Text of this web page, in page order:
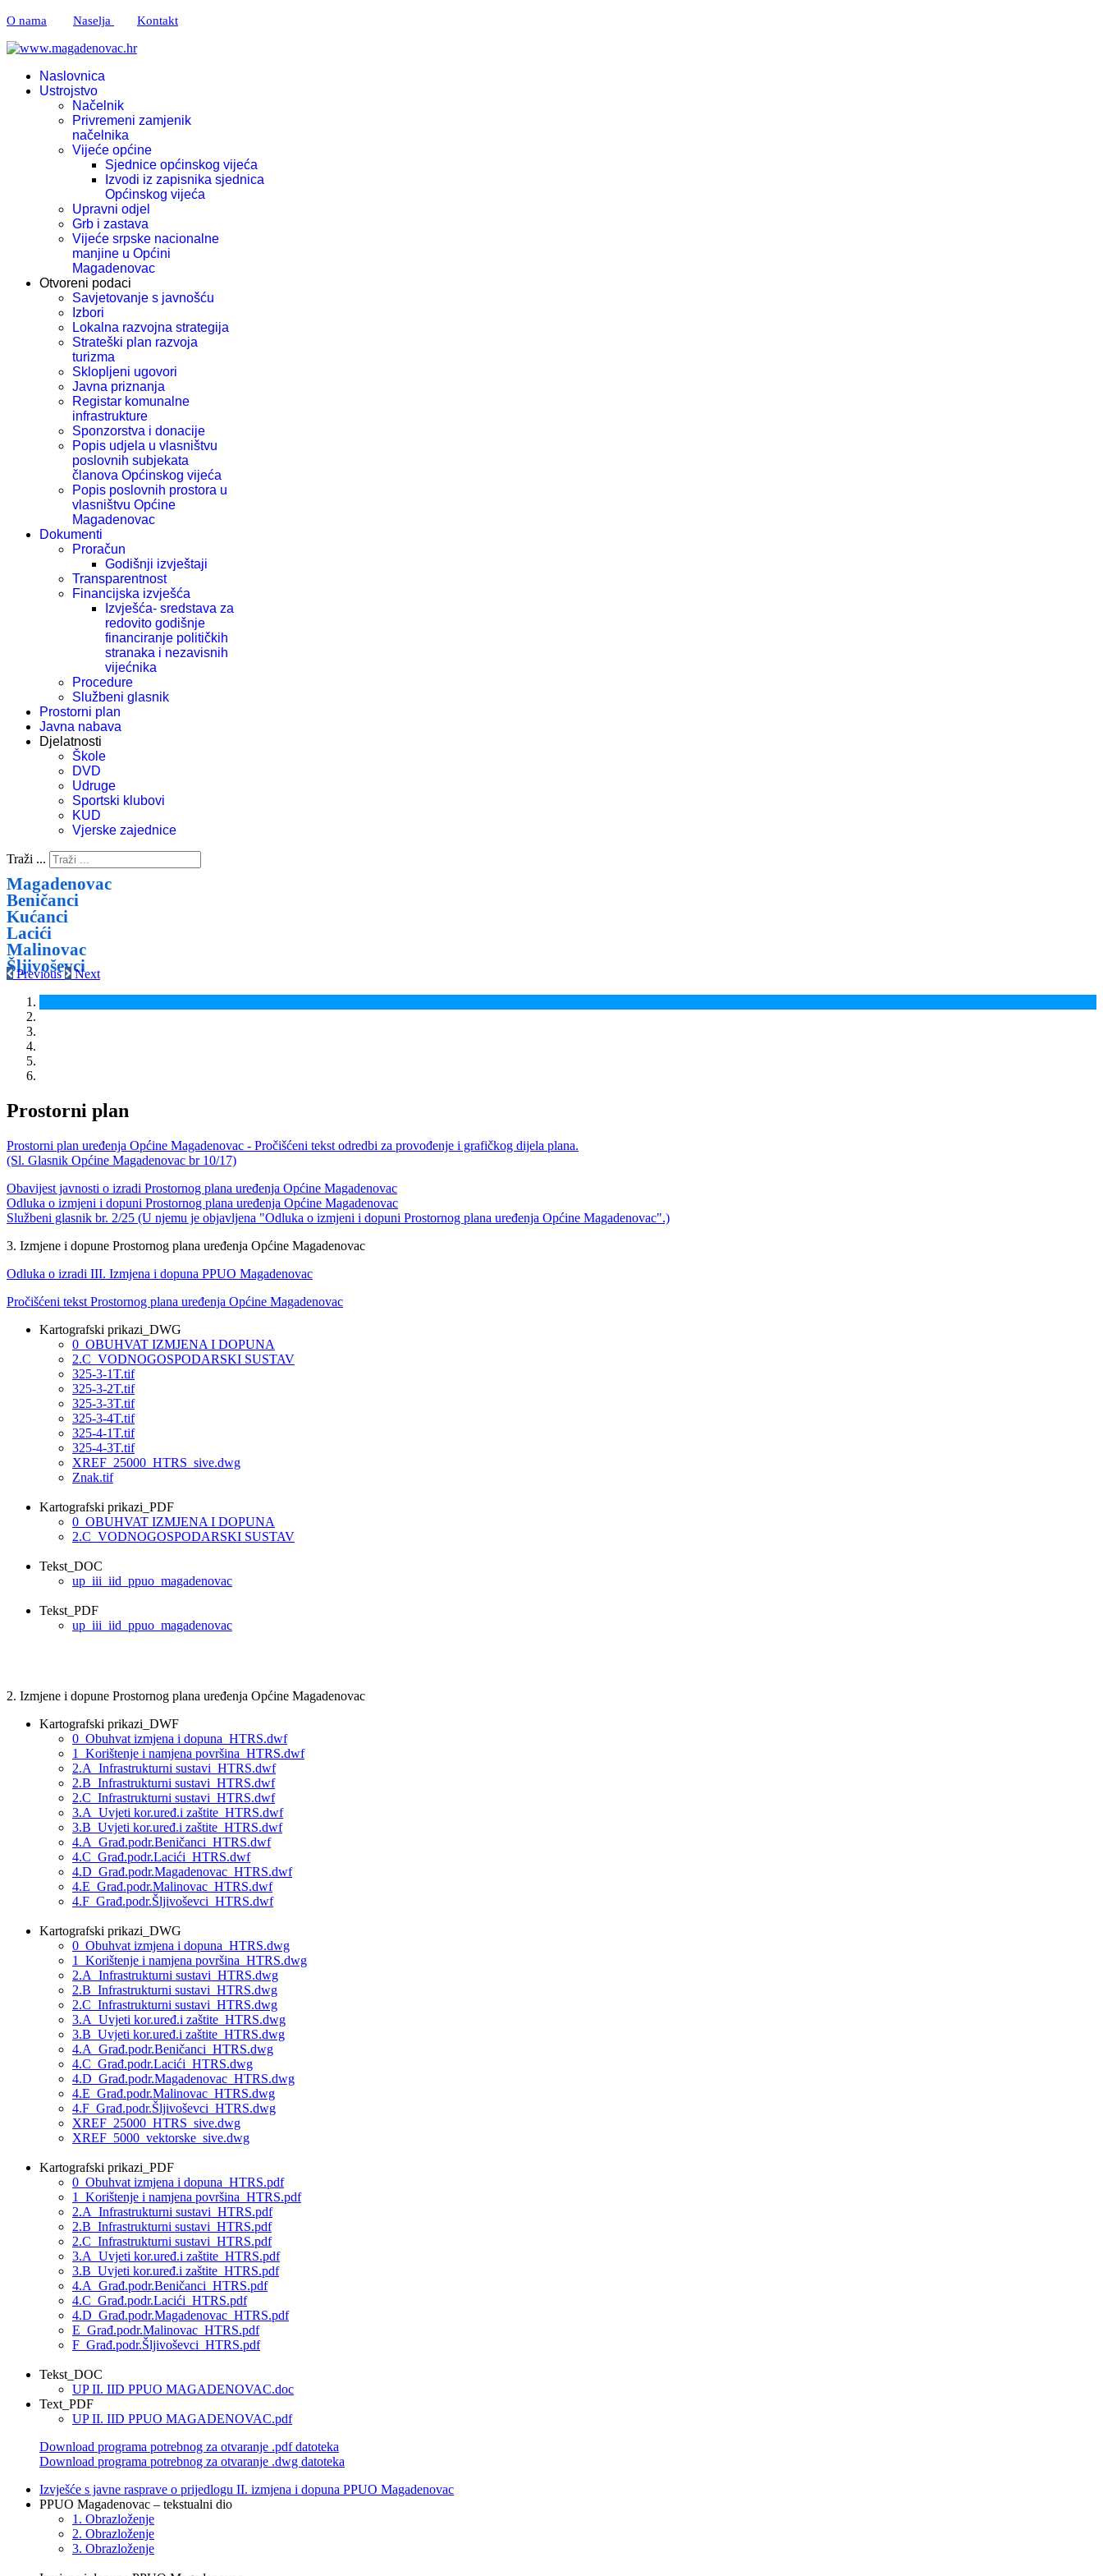
O nama Naselja Kontakt
Naslovnica
Ustrojstvo
Načelnik
Privremeni zamjenik
načelnika
Vijeće općine
Sjednice općinskog vijeća
Izvodi iz zapisnika sjednica
Općinskog vijeća
Upravni odjel
Grb i zastava
Vijeće srpske nacionalne
manjine u Općini
Magadenovac
Otvoreni podaci
Savjetovanje s javnošću
Izbori
Lokalna razvojna strategija
Strateški plan razvoja
turizma
Sklopljeni ugovori
Javna priznanja
Registar komunalne
infrastrukture
Sponzorstva i donacije
Popis udjela u vlasništvu
poslovnih subjekata
članova Općinskog vijeća
Popis poslovnih prostora u
vlasništvu Općine
Magadenovac
Dokumenti
Proračun
Godišnji izvještaji
Transparentnost
Financijska izvješća
Izvješća- sredstava za
redovito godišnje
financiranje političkih
stranaka i nezavisnih
vijećnika
Procedure
Službeni glasnik
Prostorni plan
Javna nabava
Djelatnosti
Škole
DVD
Udruge
Sportski klubovi
KUD
Vjerske zajednice
Traži ...
Magadenovac
Beničanci
Kućanci
Lacići
Malinovac
Šljivoševci
Previous Next
Prostorni plan
Prostorni plan uređenja Općine Magadenovac - Pročišćeni tekst odredbi za provođenje i grafičkog dijela plana.
(Sl. Glasnik Općine Magadenovac br 10/17)
Obavijest javnosti o izradi Prostornog plana uređenja Općine Magadenovac
Odluka o izmjeni i dopuni Prostornog plana uređenja Općine Magadenovac
Službeni glasnik br. 2/25 (U njemu je objavljena "Odluka o izmjeni i dopuni Prostornog plana uređenja Općine Magadenovac".)
3. Izmjene i dopune Prostornog plana uređenja Općine Magadenovac
Odluka o izradi III. Izmjena i dopuna PPUO Magadenovac
Pročišćeni tekst Prostornog plana uređenja Općine Magadenovac
Kartografski prikazi_DWG
0_OBUHVAT IZMJENA I DOPUNA
2.C_VODNOGOSPODARSKI SUSTAV
325-3-1T.tif
325-3-2T.tif
325-3-3T.tif
325-3-4T.tif
325-4-1T.tif
325-4-3T.tif
XREF_25000_HTRS_sive.dwg
Znak.tif
Kartografski prikazi_PDF
0_OBUHVAT IZMJENA I DOPUNA
2.C_VODNOGOSPODARSKI SUSTAV
Tekst_DOC
up_iii_iid_ppuo_magadenovac
Tekst_PDF
up_iii_iid_ppuo_magadenovac
2. Izmjene i dopune Prostornog plana uređenja Općine Magadenovac
Kartografski prikazi_DWF
0_Obuhvat izmjena i dopuna_HTRS.dwf
1_Korištenje i namjena površina_HTRS.dwf
2.A_Infrastrukturni sustavi_HTRS.dwf
2.B_Infrastrukturni sustavi_HTRS.dwf
2.C_Infrastrukturni sustavi_HTRS.dwf
3.A_Uvjeti kor.uređ.i zaštite_HTRS.dwf
3.B_Uvjeti kor.uređ.i zaštite_HTRS.dwf
4.A_Građ.podr.Beničanci_HTRS.dwf
4.C_Građ.podr.Lacići_HTRS.dwf
4.D_Građ.podr.Magadenovac_HTRS.dwf
4.E_Građ.podr.Malinovac_HTRS.dwf
4.F_Građ.podr.Šljivoševci_HTRS.dwf
Kartografski prikazi_DWG
0_Obuhvat izmjena i dopuna_HTRS.dwg
1_Korištenje i namjena površina_HTRS.dwg
2.A_Infrastrukturni sustavi_HTRS.dwg
2.B_Infrastrukturni sustavi_HTRS.dwg
2.C_Infrastrukturni sustavi_HTRS.dwg
3.A_Uvjeti kor.uređ.i zaštite_HTRS.dwg
3.B_Uvjeti kor.uređ.i zaštite_HTRS.dwg
4.A_Građ.podr.Beničanci_HTRS.dwg
4.C_Građ.podr.Lacići_HTRS.dwg
4.D_Građ.podr.Magadenovac_HTRS.dwg
4.E_Građ.podr.Malinovac_HTRS.dwg
4.F_Građ.podr.Šljivoševci_HTRS.dwg
XREF_25000_HTRS_sive.dwg
XREF_5000_vektorske_sive.dwg
Kartografski prikazi_PDF
0_Obuhvat izmjena i dopuna_HTRS.pdf
1_Korištenje i namjena površina_HTRS.pdf
2.A_Infrastrukturni sustavi_HTRS.pdf
2.B_Infrastrukturni sustavi_HTRS.pdf
2.C_Infrastrukturni sustavi_HTRS.pdf
3.A_Uvjeti kor.uređ.i zaštite_HTRS.pdf
3.B_Uvjeti kor.uređ.i zaštite_HTRS.pdf
4.A_Građ.podr.Beničanci_HTRS.pdf
4.C_Građ.podr.Lacići_HTRS.pdf
4.D_Građ.podr.Magadenovac_HTRS.pdf
E_Građ.podr.Malinovac_HTRS.pdf
F_Građ.podr.Šljivoševci_HTRS.pdf
Tekst_DOC
UP II. IID PPUO MAGADENOVAC.doc
Text_PDF
UP II. IID PPUO MAGADENOVAC.pdf
Download programa potrebnog za otvaranje .pdf datoteka
Download programa potrebnog za otvaranje .dwg datoteka
Izvješće s javne rasprave o prijedlogu II. izmjena i dopuna PPUO Magadenovac
PPUO Magadenovac – tekstualni dio
1. Obrazloženje
2. Obrazloženje
3. Obrazloženje